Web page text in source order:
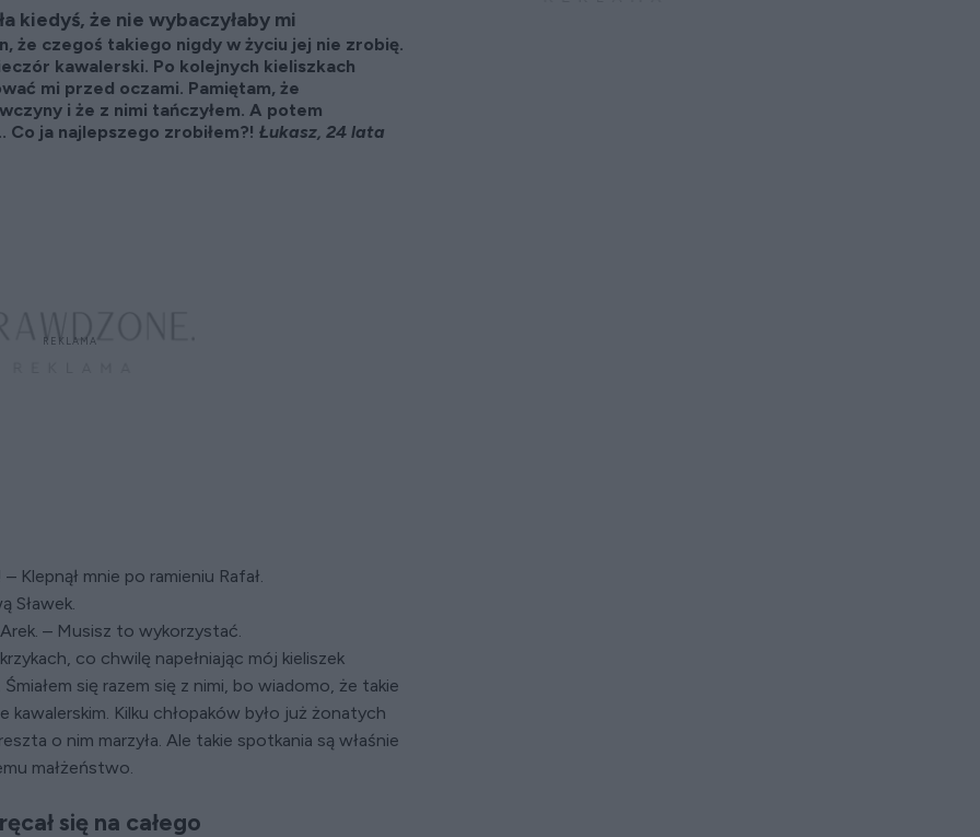
kiedyś, że nie wybaczyłaby mi
że czegoś takiego nigdy w życiu jej nie zrobię.
kawalerski. Po kolejnych kieliszkach
mi przed oczami. Pamiętam, że
i że z nimi tańczyłem. A potem
Co ja najlepszego zrobiłem?! Łukasz, 24 lata
Klepnął mnie po ramieniu Rafał.
Sławek.
– Musisz to wykorzystać.
co chwilę napełniając mój kieliszek
się razem się z nimi, bo wiadomo, że takie
kawalerskim. Kilku chłopaków było już żonatych
o nim marzyła. Ale takie spotkania są właśnie
małżeństwo.
się na całego